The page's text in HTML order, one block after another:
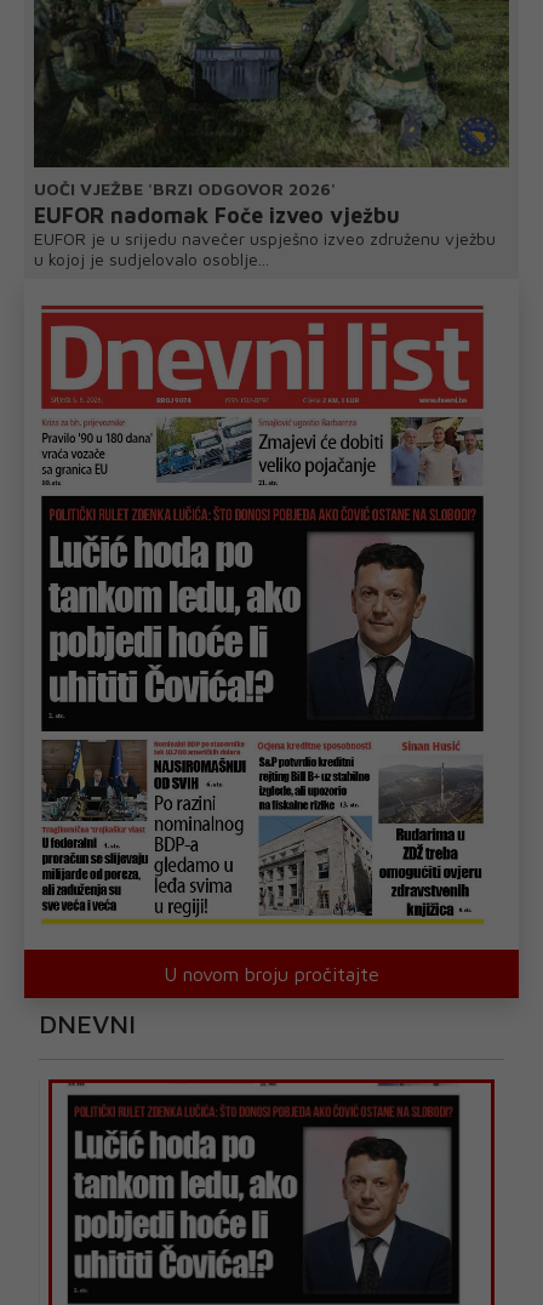
UOČI VJEŽBE 'BRZI ODGOVOR 2026'
EUFOR nadomak Foče izveo vježbu
EUFOR je u srijedu navečer uspješno izveo združenu vježbu
u kojoj je sudjelovalo osoblje...
U novom broju pročitajte
DNEVNI